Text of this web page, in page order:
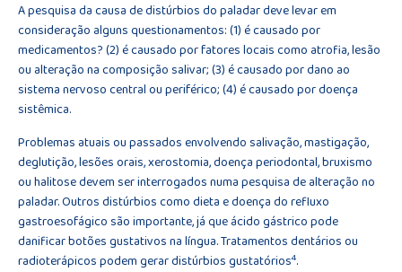
A pesquisa da causa de distúrbios do paladar deve levar em
consideração alguns questionamentos: (1) é causado por
medicamentos? (2) é causado por fatores locais como atrofia, lesão
ou alteração na composição salivar; (3) é causado por dano ao
sistema nervoso central ou periférico; (4) é causado por doença
sistêmica.
Problemas atuais ou passados envolvendo salivação, mastigação,
deglutição, lesões orais, xerostomia, doença periodontal, bruxismo
ou halitose devem ser interrogados numa pesquisa de alteração no
paladar. Outros distúrbios como dieta e doença do refluxo
gastroesofágico são importante, já que ácido gástrico pode
danificar botões gustativos na língua. Tratamentos dentários ou
radioterápicos podem gerar distúrbios gustatórios4.